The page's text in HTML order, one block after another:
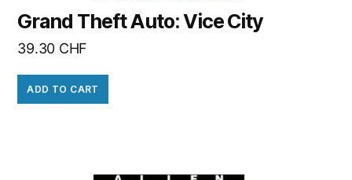
Grand Theft Auto: Vice City
39.30 CHF
ADD TO CART